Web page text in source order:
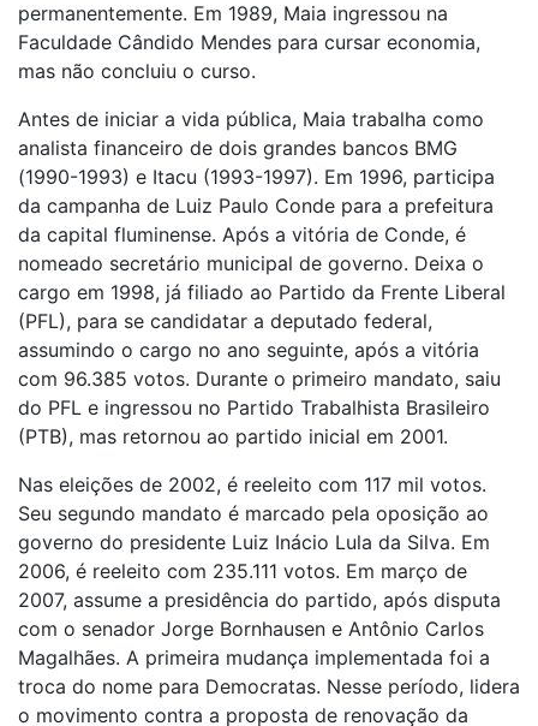
permanentemente. Em 1989, Maia ingressou na
Faculdade Cândido Mendes para cursar economia,
mas não concluiu o curso.
Antes de iniciar a vida pública, Maia trabalha como
analista financeiro de dois grandes bancos BMG
(1990-1993) e Itacu (1993-1997). Em 1996, participa
da campanha de Luiz Paulo Conde para a prefeitura
da capital fluminense. Após a vitória de Conde, é
nomeado secretário municipal de governo. Deixa o
cargo em 1998, já filiado ao Partido da Frente Liberal
(PFL), para se candidatar a deputado federal,
assumindo o cargo no ano seguinte, após a vitória
com 96.385 votos. Durante o primeiro mandato, saiu
do PFL e ingressou no Partido Trabalhista Brasileiro
(PTB), mas retornou ao partido inicial em 2001.
Nas eleições de 2002, é reeleito com 117 mil votos.
Seu segundo mandato é marcado pela oposição ao
governo do presidente Luiz Inácio Lula da Silva. Em
2006, é reeleito com 235.111 votos. Em março de
2007, assume a presidência do partido, após disputa
com o senador Jorge Bornhausen e Antônio Carlos
Magalhães. A primeira mudança implementada foi a
troca do nome para Democratas. Nesse período, lidera
o movimento contra a proposta de renovação da